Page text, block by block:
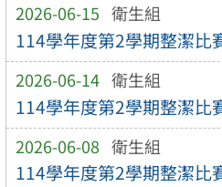
2026-06-15 衛生組
114學年度第2學期整潔比
2026-06-14 衛生組
114學年度第2學期整潔比
2026-06-08 衛生組
114學年度第2學期整潔比